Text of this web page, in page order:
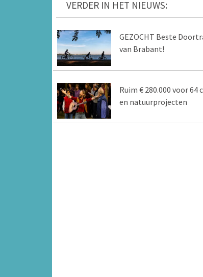
VERDER IN HET NIEUWS:
GEZOCHT Beste
van Brabant!
Ruim € 280.000 voor 64
en natuurprojecten